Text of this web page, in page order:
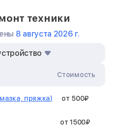
техники
8 августа 2026 г.
Стоимость
пряжка) от 500₽
от 1500₽